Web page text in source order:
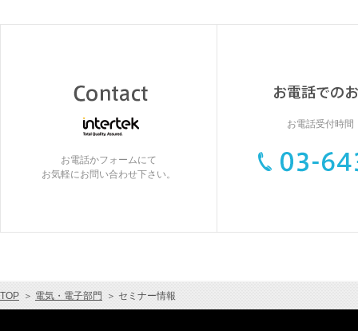
お電話かフォームにて
お気軽にお問い合わせ下さい。
お電話受付時間
TOP ＞ 電気・電子部門 ＞ セミナー情報